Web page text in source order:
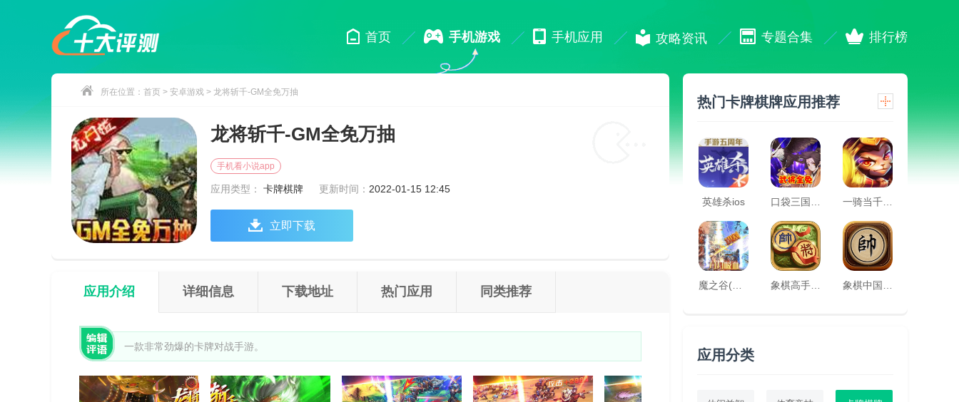
首页 手机游戏 手机应用 攻略资讯 专题合集 排行榜
所在位置： 首页 > 安卓游戏 > 龙将斩千-GM全免万抽
龙将斩千-GM全免万抽
手机看小说app
应用类型： 卡牌棋牌 更新时间： 2022-01-15 12:45
立即下载
应用介绍 详细信息 下载地址 热门应用 同类推荐
一款非常劲爆的卡牌对战手游。
热门卡牌棋牌应用推荐
英雄杀ios
应用分类